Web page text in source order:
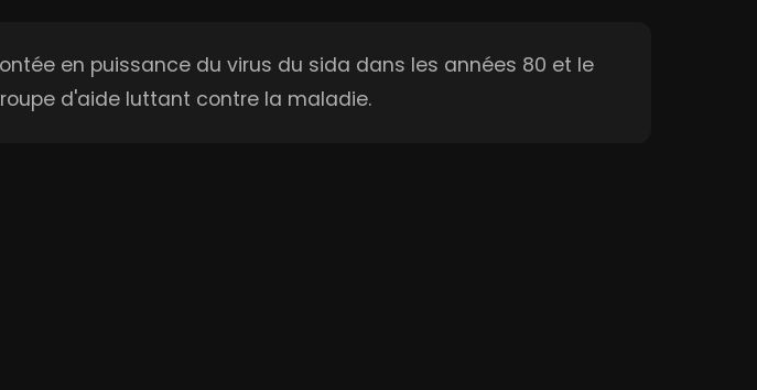
en puissance du virus du sida dans les années 80 et le
d'aide luttant contre la maladie.